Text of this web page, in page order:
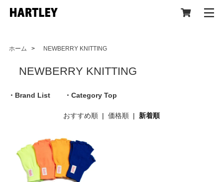
ホーム > NEWBERRY KNITTING
NEWBERRY KNITTING
・Brand List ・Category Top
おすすめ順 | 価格順 | 新着順
CATEGORY
Tops(トップス)